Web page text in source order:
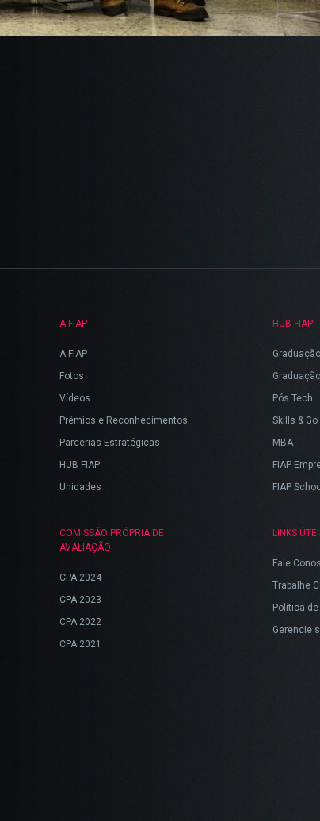
A FIAP
A FIAP
Fotos
Vídeos
Prêmios e Reconhecimentos
Parcerias Estratégicas
HUB FIAP
Unidades
COMISSÃO PRÓPRIA DE
AVALIAÇÃO
CPA 2024
CPA 2023
CPA 2022
CPA 2021
HUB FIAP
Graduação
Pós Tech
Skills & Go
MBA
FIAP
FIAP
LINKS
Fale
Trabalhe
Política
Gerencie